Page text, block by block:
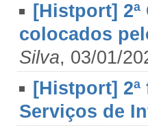
[Histport]
colocados
Silva, 03/01/
[Histport]
Serviços de